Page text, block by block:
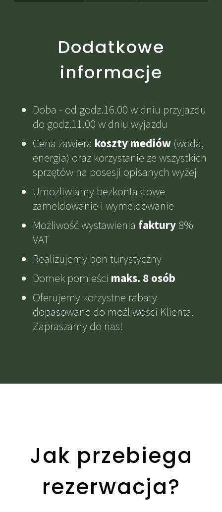
Dodatkowe
informacje
Doba - od godz.16.00 w dniu przyjazdu
do godz.11.00 w dniu wyjazdu
Cena zawiera koszty mediów (woda,
energia) oraz korzystanie ze wszystkich
sprzętów na posesji opisanych wyżej
Umożliwiamy bezkontaktowe
zameldowanie i wymeldowanie
Możliwość wystawienia faktury 8%
VAT
Realizujemy bon turystyczny
Domek pomieści maks. 8 osób
Oferujemy korzystne rabaty
dopasowane do możliwości Klienta.
Zapraszamy do nas!
Jak przebiega
rezerwacja?